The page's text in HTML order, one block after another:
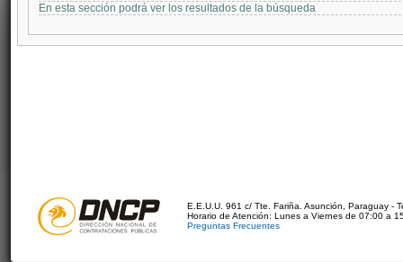
En esta sección podrá ver los resultados de la búsqueda
E.E.U.U. 961 c/ Tte. Fariña. Asunción, Paraguay -
Horario de Atención: Lunes a Viernes de 07:00 a
Preguntas Frecuentes